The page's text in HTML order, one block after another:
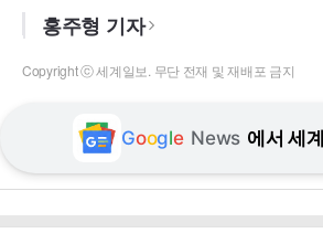
홍주형 기자
Copyright ⓒ 세계일보. 무단 전재 및 재배포 금지
Google News 에서 세